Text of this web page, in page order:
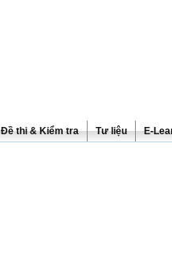
Đề thi & Kiểm tra Tư liệu E-